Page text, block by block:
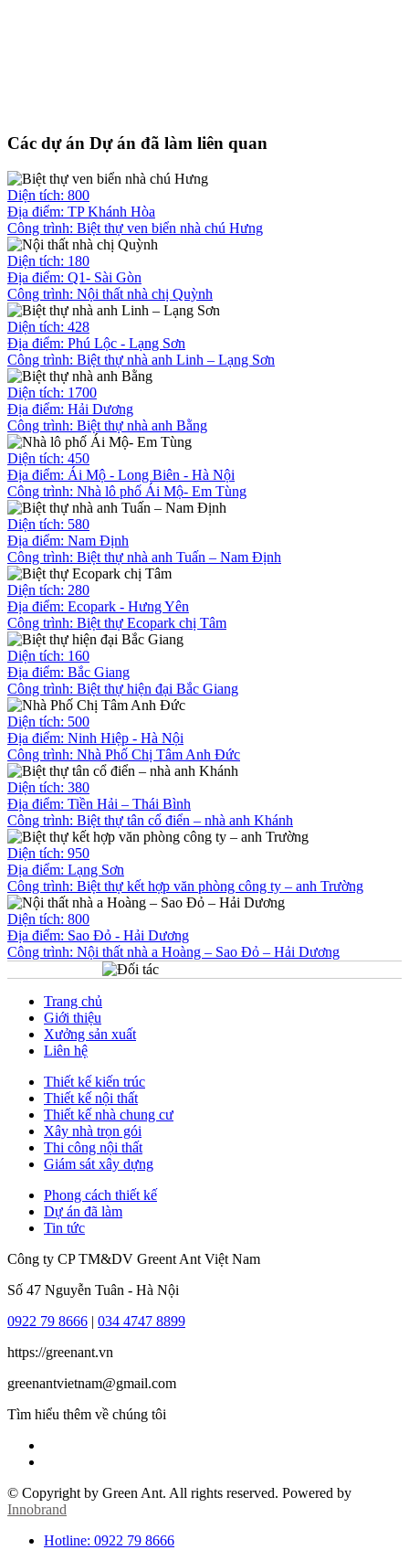
Các dự án Dự án đã làm liên quan
Diện tích: 800
Địa điểm: TP Khánh Hòa
Công trình: Biệt thự ven biển nhà chú Hưng
Diện tích: 180
Địa điểm: Q1- Sài Gòn
Công trình: Nội thất nhà chị Quỳnh
Diện tích: 428
Địa điểm: Phú Lộc - Lạng Sơn
Công trình: Biệt thự nhà anh Linh – Lạng Sơn
Diện tích: 1700
Địa điểm: Hải Dương
Công trình: Biệt thự nhà anh Bằng
Diện tích: 450
Địa điểm: Ái Mộ - Long Biên - Hà Nội
Công trình: Nhà lô phố Ái Mộ- Em Tùng
Diện tích: 580
Địa điểm: Nam Định
Công trình: Biệt thự nhà anh Tuấn – Nam Định
Diện tích: 280
Địa điểm: Ecopark - Hưng Yên
Công trình: Biệt thự Ecopark chị Tâm
Diện tích: 160
Địa điểm: Bắc Giang
Công trình: Biệt thự hiện đại Bắc Giang
Diện tích: 500
Địa điểm: Ninh Hiệp - Hà Nội
Công trình: Nhà Phố Chị Tâm Anh Đức
Diện tích: 380
Địa điểm: Tiền Hải – Thái Bình
Công trình: Biệt thự tân cổ điển – nhà anh Khánh
Diện tích: 950
Địa điểm: Lạng Sơn
Công trình: Biệt thự kết hợp văn phòng công ty – anh Trường
Diện tích: 800
Địa điểm: Sao Đỏ - Hải Dương
Công trình: Nội thất nhà a Hoàng – Sao Đỏ – Hải Dương
Trang chủ
Giới thiệu
Xưởng sản xuất
Liên hệ
Thiết kế kiến trúc
Thiết kế nội thất
Thiết kế nhà chung cư
Xây nhà trọn gói
Thi công nội thất
Giám sát xây dựng
Phong cách thiết kế
Dự án đã làm
Tin tức
Công ty CP TM&DV Greent Ant Việt Nam
Số 47 Nguyễn Tuân - Hà Nội
0922 79 8666 | 034 4747 8899
https://greenant.vn
greenantvietnam@gmail.com
Tìm hiểu thêm về chúng tôi
© Copyright by Green Ant. All rights reserved. Powered by
Innobrand
Hotline: 0922 79 8666